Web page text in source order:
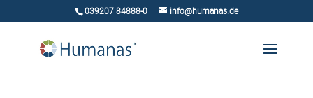
039207 84888-0 info@humanas.de